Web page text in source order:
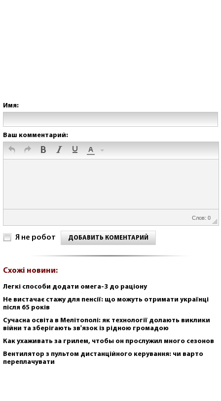
Имя:
Ваш комментарий:
Слов: 0
Я не робот ДОБАВИТЬ КОМЕНТАРИЙ
Схожі новини:
Легкі способи додати омега-3 до раціону
Не вистачає стажу для пенсії: що можуть отримати українці
після 65 років
Сучасна освіта в Мелітополі: як технології долають виклики
війни та зберігають зв'язок із рідною громадою
Как ухаживать за грилем, чтобы он прослужил много сезонов
Вентилятор з пультом дистанційного керування: чи варто
переплачувати